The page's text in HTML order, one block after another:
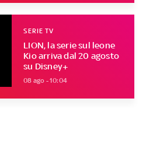
LION, la serie sul leone
Kio arriva dal 20 agosto
su Disney+
SERIE TV
08 ago - 10:04